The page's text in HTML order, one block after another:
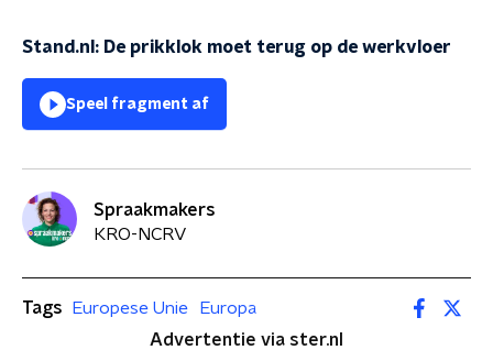
Stand.nl: De prikklok moet terug op de werkvloer
Speel fragment af
Spraakmakers
KRO-NCRV
Tags Europese Unie
Europa
Advertentie via ster.nl